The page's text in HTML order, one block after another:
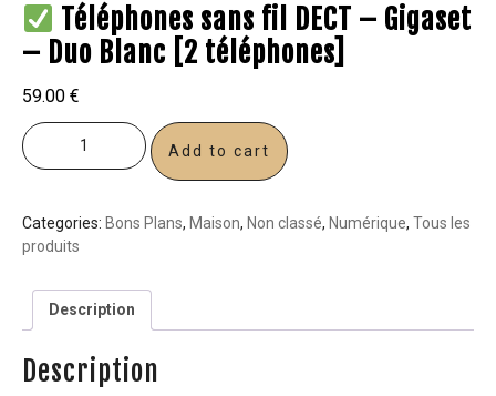
Téléphones sans fil DECT – Gigaset
– Duo Blanc [2 téléphones]
59.00 €
Add to cart
Categories: Bons Plans, Maison, Non classé, Numérique, Tous les
produits
Description
Description